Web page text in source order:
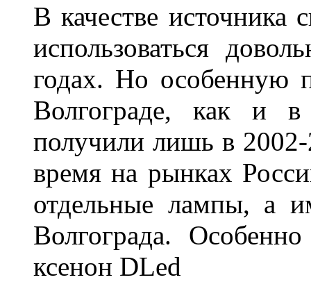
В качестве источника
использоваться
годах. Но особенную
Волгограде, как и
получили лишь в
время на рынках
отдельные лампы, а
Волгограда.
ксенон DLed